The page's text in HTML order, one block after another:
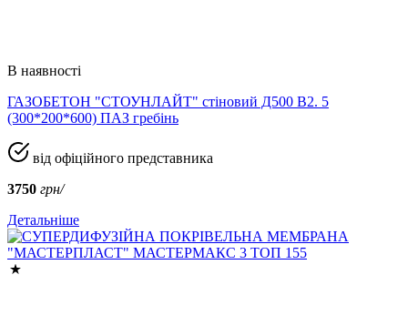
В наявності
ГАЗОБЕТОН "СТОУНЛАЙТ" стіновий Д500 В2. 5
(300*200*600) ПАЗ гребінь
від офіційного представника
3750 грн/
Детальніше